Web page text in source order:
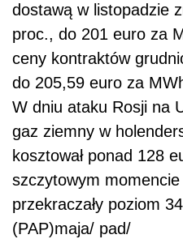
dostawą w listopadzie
proc., do 201 euro za
ceny kontraktów
do 205,59 euro za
W dniu ataku Rosji na
gaz ziemny w
kosztował ponad 128
szczytowym
przekraczały poziom
(PAP)maja/ pad/